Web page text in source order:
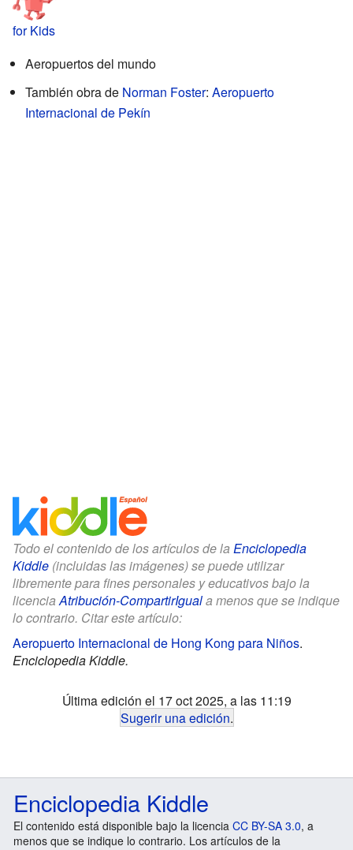
for Kids
Aeropuertos del mundo
También obra de Norman Foster: Aeropuerto
Internacional de Pekín
Todo el contenido de los artículos de la Enciclopedia
Kiddle (incluidas las imágenes) se puede utilizar
libremente para fines personales y educativos bajo la
licenciaAtribución-CompartirIguala menos que se indique
lo contrario. Citar este artículo:
Aeropuerto Internacional de Hong Kong para Niños.
Enciclopedia Kiddle.
Última edición el 17 oct 2025, a las 11:19
Sugerir una edición.
Enciclopedia Kiddle
El contenido está disponible bajo la licencia CC BY-SA 3.0, a
menos que se indique lo contrario. Los artículos de la